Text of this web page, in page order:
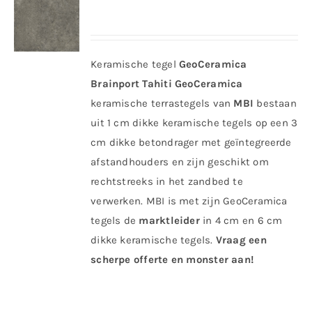
Keramische tegel GeoCeramica
Brainport Tahiti GeoCeramica
keramische terrastegels van MBI bestaan
uit 1 cm dikke keramische tegels op een 3
cm dikke betondrager met geïntegreerde
afstandhouders en zijn geschikt om
rechtstreeks in het zandbed te
verwerken. MBI is met zijn GeoCeramica
tegels de marktleiderin 4 cm en 6 cm
dikke keramische tegels. Vraag een
scherpe offerte en monster aan!